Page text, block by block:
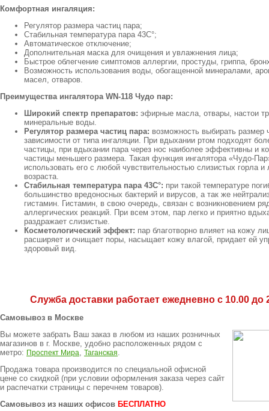
Комфортная ингаляция:
Регулятор размера частиц пара;
Стабильная температура пара 43С°;
Автоматическое отключение;
Дополнительная маска для очищения и увлажнения лица;
Быстрое облегчение симптомов аллергии, простуды, гриппа,
Возможность использования воды, обогащенной минералами,
масел, отваров.
Преимущества ингалятора WN-118 Чудо пар:
Широкий спектр препаратов: эфирные масла, отвары, настои
минеральные воды.
Регулятор размера частиц пара: возможность выбирать размер
зависимости от типа ингаляции. При вдыхании ртом подходят
частицы, при вдыхании пара через нос наиболее эффективны и
частицы меньшего размера. Такая функция ингалятора «Чудо-
использовать его с любой чувствительностью слизистых горла
возраста.
Стабильная температура пара 43С°: при такой температуре
большинство вредоносных бактерий и вирусов, а так же
гистамин. Гистамин, в свою очередь, связан с возникновением
аллергических реакций. При всем этом, пар легко и приятно
раздражает слизистые.
Косметологический эффект: пар благотворно влияет на кожу
расширяет и очищает поры, насыщает кожу влагой, придает ей
здоровый вид.
Служба доставки работает ежедневно с 10.00 до
Самовывоз в Москве
Вы можете забрать Ваш заказ в любом из наших розничных
магазинов в г. Москве, удобно расположенных рядом с
метро: Проспект Мира, Таганская.
Продажа товара производится по специальной офисной
цене со скидкой (при условии оформления заказа через сайт
и распечатки страницы с перечнем товаров).
Самовывоз из наших офисов БЕСПЛАТНО